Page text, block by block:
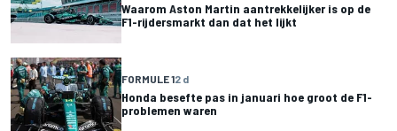
Waarom Aston Martin aantrekkelijker is op de
F1-rijdersmarkt dan dat het lijkt
FORMULE 12 d
Honda besefte pas in januari hoe groot de F1-
problemen waren